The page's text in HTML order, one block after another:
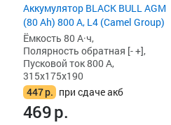
Аккумулятор BLACK BULL AGM
(80 Ah) 800 А, L4 (Camel Group)
Ёмкость 80 А·ч,
Полярность обратная [- +],
Пусковой ток 800 А,
315x175x190
447р. при сдаче акб
469р.